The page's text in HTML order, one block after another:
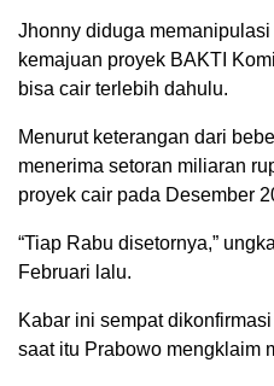
Jhonny diduga
kemajuan proyek BAKTI
bisa cair terlebih dahulu.
Menurut keterangan dari
menerima setoran miliaran
proyek cair pada Desember
“Tiap Rabu disetornya,”
Februari lalu.
Kabar ini sempat
saat itu Prabowo mengklaim